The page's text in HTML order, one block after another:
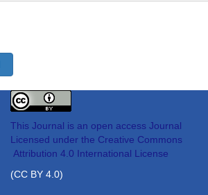
This Journal is an open access Journal
Licensed under the Creative Commons
Attribution 4.0 International License
(CC BY 4.0)